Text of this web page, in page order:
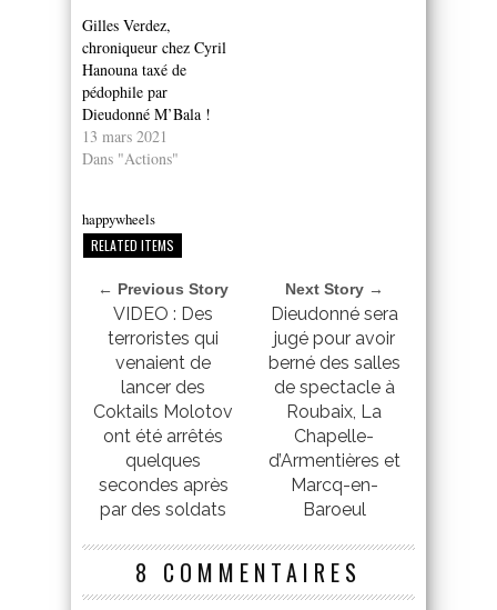
Gilles Verdez,
chroniqueur chez Cyril
Hanouna taxé de
pédophile par
Dieudonné M’Bala !
13 mars 2021
Dans "Actions"
happywheels
RELATED ITEMS
← Previous Story
VIDEO : Des
terroristes qui
venaient de
lancer des
Coktails Molotov
ont été arrêtés
quelques
secondes après
par des soldats
Next Story →
Dieudonné sera
jugé pour avoir
berné des salles
de spectacle à
Roubaix, La
Chapelle-
d’Armentières et
Marcq-en-
Baroeul
8 COMMENTAIRES